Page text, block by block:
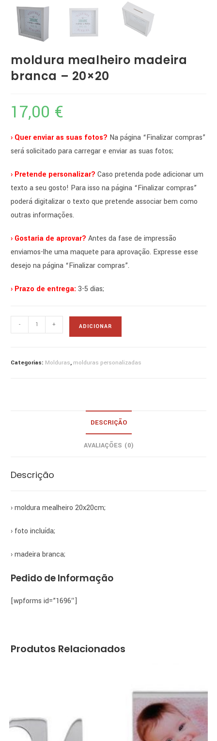
moldura mealheiro madeira
branca – 20×20
17,00 €
› Quer enviar as suas fotos? Na página “Finalizar compras”
será solicitado para carregar e enviar as suas fotos;
› Pretende personalizar? Caso pretenda pode adicionar um
texto a seu gosto! Para isso na página “Finalizar compras”
poderá digitalizar o texto que pretende associar bem como
outras informações.
› Gostaria de aprovar?Antes da fase de impressão
enviamos-lhe uma maquete para aprovação. Expresse esse
desejo na página “Finalizar compras”.
› Prazo de entrega: 3-5 dias;
Quantidade
de
- + ADICIONAR
Categorias: Molduras, molduras personalizadas
DESCRIÇÃO
AVALIAÇÕES (0)
Descrição
› moldura mealheiro 20x20cm;
› foto incluída;
› madeira branca;
Pedido de Informação
[wpforms id=”1696″]
Produtos Relacionados